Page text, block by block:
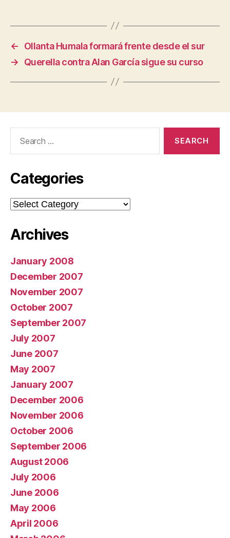
←
Ollanta Humala formará frente desde el sur
→
Querella contra Alan García sigue su curso
Categories
Categories
Archives
January 2008
December 2007
November 2007
October 2007
September 2007
July 2007
June 2007
May 2007
January 2007
December 2006
November 2006
October 2006
September 2006
August 2006
July 2006
June 2006
May 2006
April 2006